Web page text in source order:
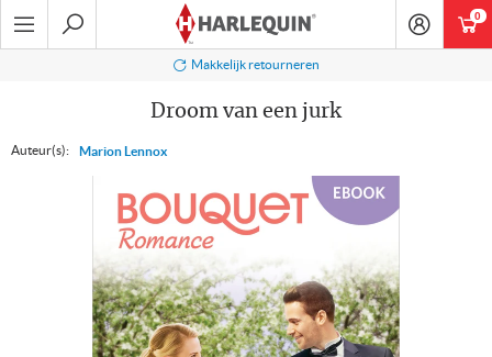
Ga
naar
Droom van een jurk
Auteur(s): Marion Lennox
0